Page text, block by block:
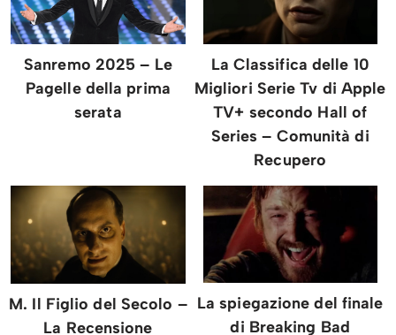
Sanremo 2025 – Le
Pagelle della prima
serata
La Classifica delle 10
Migliori Serie Tv di Apple
TV+ secondo Hall of
Series – Comunità di
Recupero
M. Il Figlio del Secolo –
La Recensione
La spiegazione del finale
di Breaking Bad